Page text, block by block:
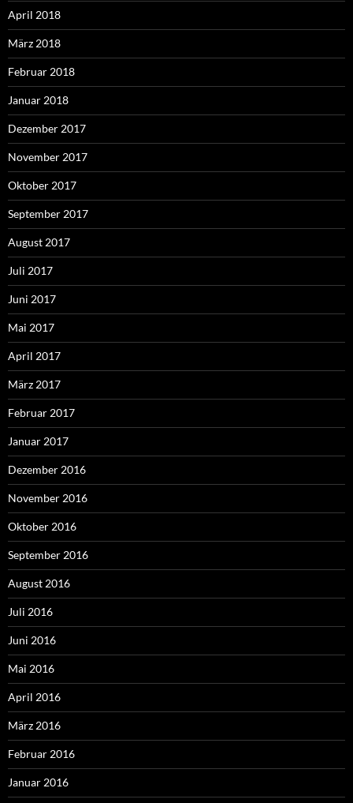
April 2018
März 2018
Februar 2018
Januar 2018
Dezember 2017
November 2017
Oktober 2017
September 2017
August 2017
Juli 2017
Juni 2017
Mai 2017
April 2017
März 2017
Februar 2017
Januar 2017
Dezember 2016
November 2016
Oktober 2016
September 2016
August 2016
Juli 2016
Juni 2016
Mai 2016
April 2016
März 2016
Februar 2016
Januar 2016